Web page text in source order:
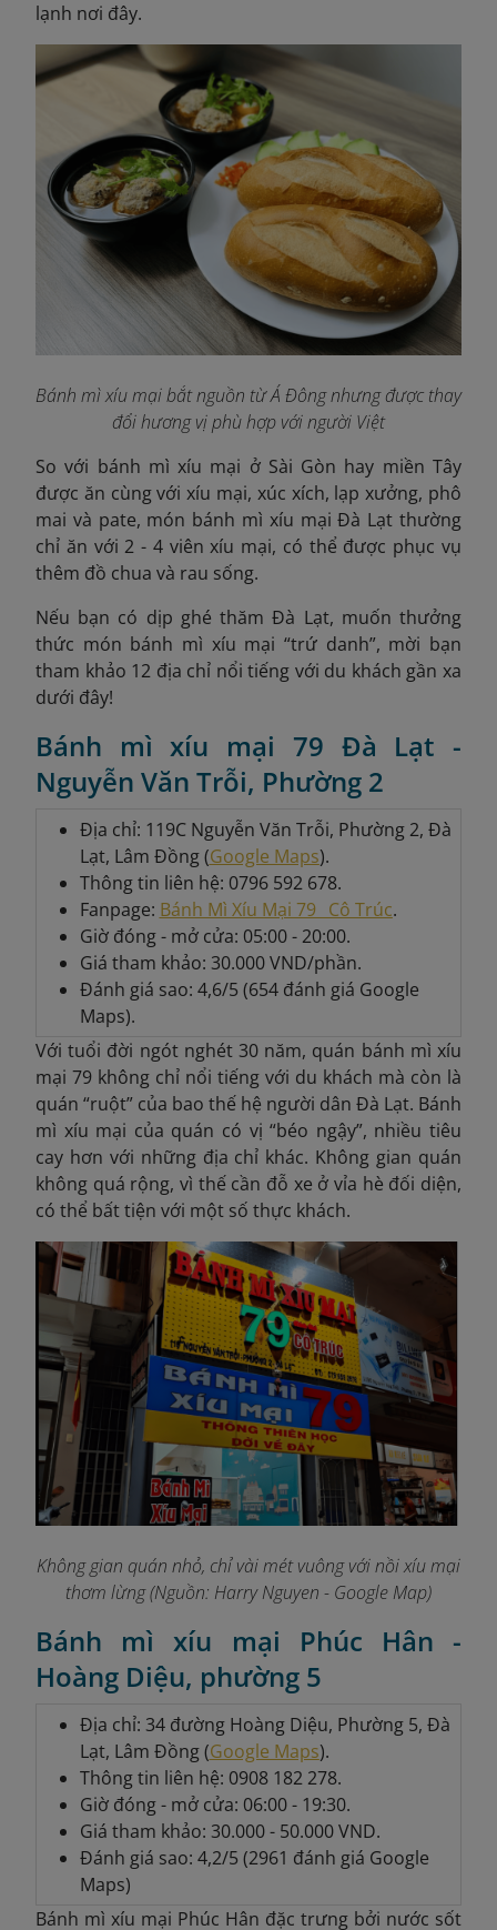
lạnh nơi đây.
Bánh mì xíu mại bắt nguồn từ Á Đông nhưng được thay
đổi hương vị phù hợp với người Việt
So với bánh mì xíu mại ở Sài Gòn hay miền Tây
được ăn cùng với xíu mại, xúc xích, lạp xưởng, phô
mai và pate, món bánh mì xíu mại Đà Lạt thường
chỉ ăn với 2 - 4 viên xíu mại, có thể được phục vụ
thêm đồ chua và rau sống.
Nếu bạn có dịp ghé thăm Đà Lạt, muốn thưởng
thức món bánh mì xíu mại “trứ danh”, mời bạn
tham khảo 12 địa chỉ nổi tiếng với du khách gần xa
dưới đây!
Bánh mì xíu mại 79 Đà Lạt -
Nguyễn Văn Trỗi, Phường 2
Địa chỉ: 119C Nguyễn Văn Trỗi, Phường 2, Đà
Lạt, Lâm Đồng (Google Maps).
Thông tin liên hệ: 0796 592 678.
Fanpage: Bánh Mì Xíu Mại 79_ Cô Trúc.
Giờ đóng - mở cửa: 05:00 - 20:00.
Giá tham khảo: 30.000 VND/phần.
Đánh giá sao: 4,6/5 (654 đánh giá Google
Maps).
Với tuổi đời ngót nghét 30 năm, quán bánh mì xíu
mại 79 không chỉ nổi tiếng với du khách mà còn là
quán “ruột” của bao thế hệ người dân Đà Lạt. Bánh
mì xíu mại của quán có vị “béo ngậy”, nhiều tiêu
cay hơn với những địa chỉ khác. Không gian quán
không quá rộng, vì thế cần đỗ xe ở vỉa hè đối diện,
có thể bất tiện với một số thực khách.
Không gian quán nhỏ, chỉ vài mét vuông với nồi xíu mại
thơm lừng (Nguồn: Harry Nguyen - Google Map)
Bánh mì xíu mại Phúc Hân -
Hoàng Diệu, phường 5
Địa chỉ: 34 đường Hoàng Diệu, Phường 5, Đà
Lạt, Lâm Đồng (Google Maps).
Thông tin liên hệ: 0908 182 278.
Giờ đóng - mở cửa: 06:00 - 19:30.
Giá tham khảo: 30.000 - 50.000 VND.
Đánh giá sao: 4,2/5 (2961 đánh giá Google
Maps)
Bánh mì xíu mại Phúc Hân đặc trưng bởi nước sốt